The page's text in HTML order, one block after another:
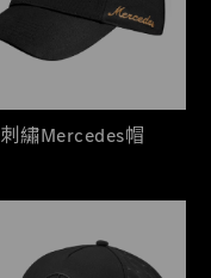
刺繡Mercedes帽